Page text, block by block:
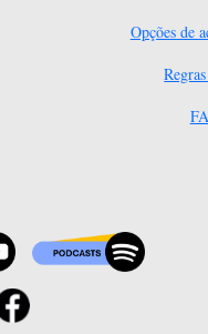
Opções de